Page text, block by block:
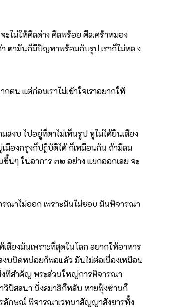
ไม่ให้ศีลด่าง ศีลพร้อย ศีลเศร้าหมอง
ตามันก็มีปัญหาพร้อมกับรูป เราก็ไม่หล ง
ตน แต่ก่อนเราไม่เข้าใจเราอยากให้
สงบ ไปอยู่ที่ตาไม่เห็นรูป หูไม่ได้ยินเสียง
มืองกรุงก็ปฏิบัติได้ ก็เหมือนกัน ถ้ามีลม
นๆ ในอาการ ๓๒ อย่าง แยกออกเลย จะ
รณาไม่ออก เพราะมันไม่ชอบ มันพิจารณา
สียงมันเพราะที่สุดในโลก อยากให้อาหาร
บนิดหน่อยก็พอแล้ว มันไม่ต่อเนื่องเหมือน
งที่สำคัญ พระส่วนใหญ่การพิจารณา
วิปัสสนา นั่งสมาธิก็หลับ หายฟุ้งซ่านก็
ลักษณ์ พิจารณาเวทนาสัญญาสังขารทั้ง